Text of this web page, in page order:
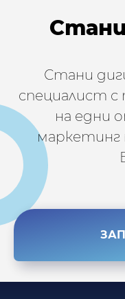
Стани
специалист
на едни
маркетинг